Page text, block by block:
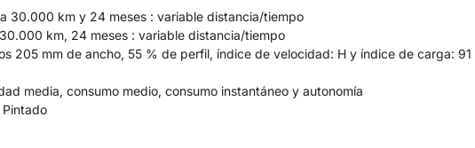
30.000 km y 24 meses : variable distancia/tiempo
km, 24 meses : variable distancia/tiempo
205 mm de ancho, 55 % de perfil, índice de velocidad: H y índice de carga: 91
media, consumo medio, consumo instantáneo y autonomía